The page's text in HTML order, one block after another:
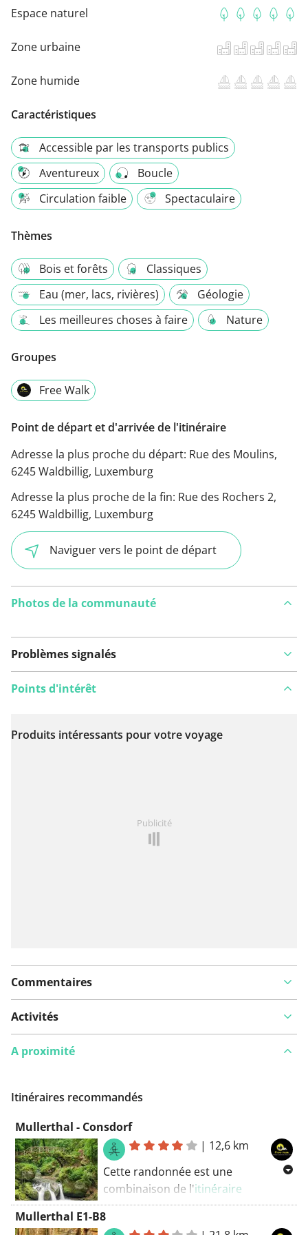
Espace naturel
Zone urbaine
Zone humide
Caractéristiques
Accessible par les transports publics
Aventureux
Boucle
Circulation faible
Spectaculaire
Thèmes
Bois et forêts
Classiques
Eau (mer, lacs, rivières)
Géologie
Les meilleures choses à faire
Nature
Groupes
Free Walk
Point de départ et d'arrivée de l'itinéraire
Adresse la plus proche du départ: Rue des Moulins,
6245 Waldbillig, Luxemburg
Adresse la plus proche de la fin: Rue des Rochers 2,
6245 Waldbillig, Luxemburg
Naviguer vers le point de départ
Photos de la communauté
Problèmes signalés
Voir sur la carte
Points d'intérêt
Produits intéressants pour votre voyage
Publicité
Commentaires
Activités
A proximité
Itinéraires recommandés
Mullerthal - Consdorf
| 12,6 km
Cette randonnée est une
combinaison de l'itinéraire
Mullerthal, de l'itinéraire Auto-
Pédestre Consdorf-Mullerthal
Mullerthal E1-B8